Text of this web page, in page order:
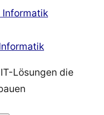
Lösungen die